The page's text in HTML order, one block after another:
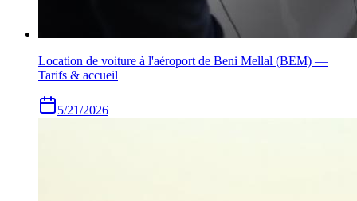
Location de voiture à l'aéroport de Beni Mellal (BEM) —
Tarifs & accueil
5/21/2026